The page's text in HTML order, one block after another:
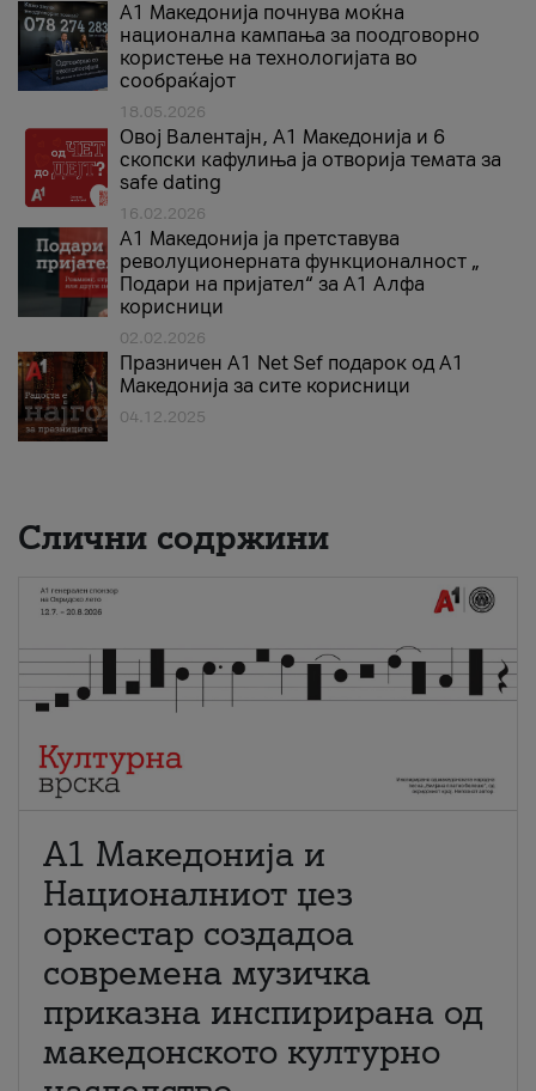
A1 Македонија почнува моќна
национална кампања за поодговорно
користење на технологијата во
сообраќајот
18.05.2026
Овој Валентајн, A1 Македонија и 6
скопски кафулиња ја отворија темата за
safe dating
16.02.2026
А1 Македонија ја претставува
револуционерната функционалност „
Подари на пријател“ за А1 Алфа
корисници
02.02.2026
Празничен A1 Net Sеf подарок од А1
Македонија за сите корисници
04.12.2025
Слични содржини
А1 Македонија и
Националниот џез
оркестар создадоа
современа музичка
приказна инспирирана од
македонското културно